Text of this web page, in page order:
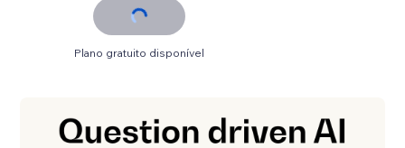
Plano gratuito disponível